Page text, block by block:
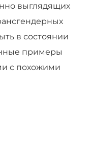
выглядящих
в состоянии
примеры
с похожими